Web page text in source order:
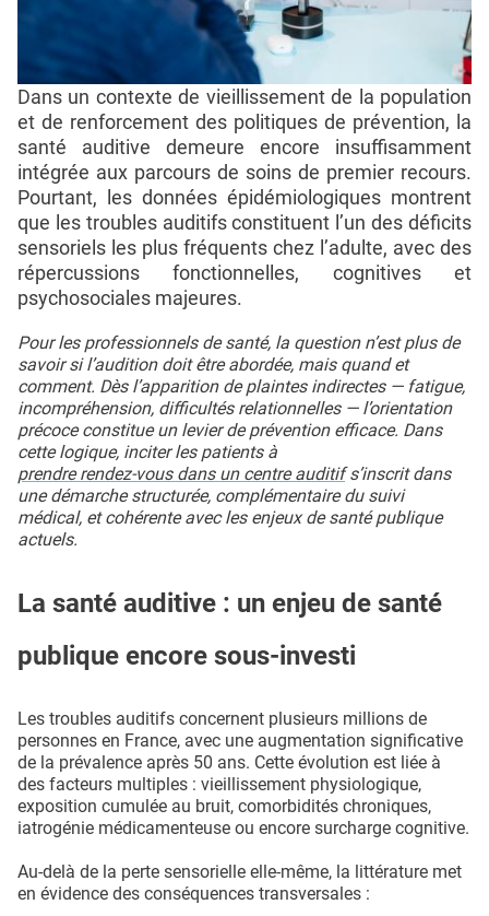
Dans un contexte de vieillissement de la population
et de renforcement des politiques de prévention, la
santé auditive demeure encore insuffisamment
intégrée aux parcours de soins de premier recours.
Pourtant, les données épidémiologiques montrent
que les troubles auditifs constituent l’un des déficits
sensoriels les plus fréquents chez l’adulte, avec des
répercussions fonctionnelles, cognitives et
psychosociales majeures.
Pour les professionnels de santé, la question n’est plus de
savoir si l’audition doit être abordée, mais quand et
comment. Dès l’apparition de plaintes indirectes — fatigue,
incompréhension, difficultés relationnelles — l’orientation
précoce constitue un levier de prévention efficace. Dans
cette logique, inciter les patients à
prendre rendez-vous dans un centre auditifs’inscrit dans
une démarche structurée, complémentaire du suivi
médical, et cohérente avec les enjeux de santé publique
actuels.
La santé auditive : un enjeu de santé
publique encore sous-investi
Les troubles auditifs concernent plusieurs millions de
personnes en France, avec une augmentation significative
de la prévalence après 50 ans. Cette évolution est liée à
des facteurs multiples : vieillissement physiologique,
exposition cumulée au bruit, comorbidités chroniques,
iatrogénie médicamenteuse ou encore surcharge cognitive.
Au-delà de la perte sensorielle elle-même, la littérature met
en évidence des conséquences transversales :